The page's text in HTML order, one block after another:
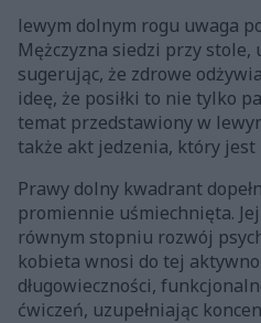
lewym dolnym rogu uwaga
Mężczyzna siedzi przy stole,
sugerując, że zdrowe
ideę, że posiłki to nie tylko
temat przedstawiony w
także akt jedzenia, który
Prawy dolny kwadrant
promiennie uśmiechnięta.
równym stopniu rozwój
kobieta wnosi do tej
długowieczności,
ćwiczeń, uzupełniając